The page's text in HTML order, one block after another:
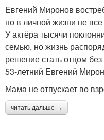
Евгений Миронов
но в личной жизни не все
У актёра тысячи
семью, но жизнь
решение стать отцом
53-летний Евгений
Мама не отпускает во
читать дальше →